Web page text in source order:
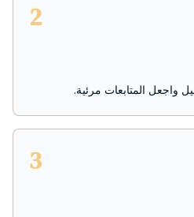
2
واجعل المتابعات مرئية.
3